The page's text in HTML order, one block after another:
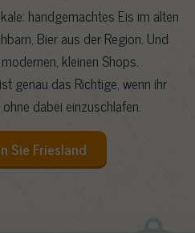
handgemachtes Eis im alten
Bier aus der Region. Und
kleinen Shops.
genau das Richtige, wenn ihr
dabei einzuschlafen.
Sie Friesland